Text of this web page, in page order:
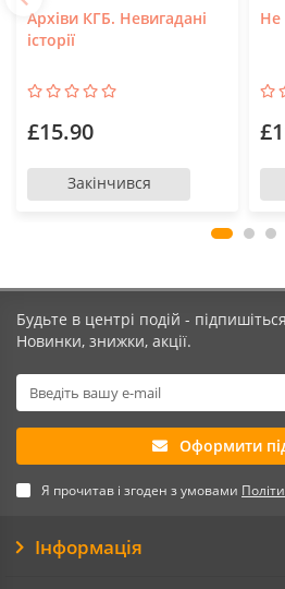
Архіви КГБ. Невигадані
історії
£15.90
Закінчився
Не
Будьте в центрі подій -
Новинки, знижки, акції.
Оформити
Я прочитав і згоден з умовами
Інформація